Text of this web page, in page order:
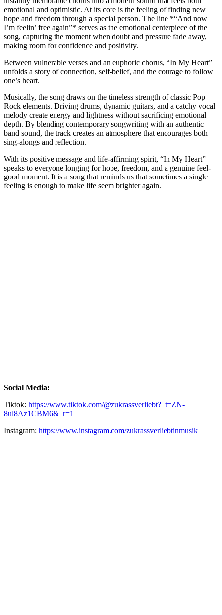
emotional and optimistic. At its core is the feeling of finding new
hope and freedom through a special person. The line *“And now
I’m feelin’ free again”* serves as the emotional centerpiece of the
song, capturing the moment when doubt and pressure fade away,
making room for confidence and positivity.
Between vulnerable verses and an euphoric chorus, “In My Heart”
unfolds a story of connection, self-belief, and the courage to follow
one’s heart.
Musically, the song draws on the timeless strength of classic Pop
Rock elements. Driving drums, dynamic guitars, and a catchy vocal
melody create energy and lightness without sacrificing emotional
depth. By blending contemporary songwriting with an authentic
band sound, the track creates an atmosphere that encourages both
sing-alongs and reflection.
With its positive message and life-affirming spirit, “In My Heart”
speaks to everyone longing for hope, freedom, and a genuine feel-
good moment. It is a song that reminds us that sometimes a single
feeling is enough to make life seem brighter again.
Social Media:
Tiktok: https://www.tiktok.com/@zukrassverliebt?_t=ZN-
8ul8Az1CBM6&_r=1
Instagram: https://www.instagram.com/zukrassverliebtinmusik